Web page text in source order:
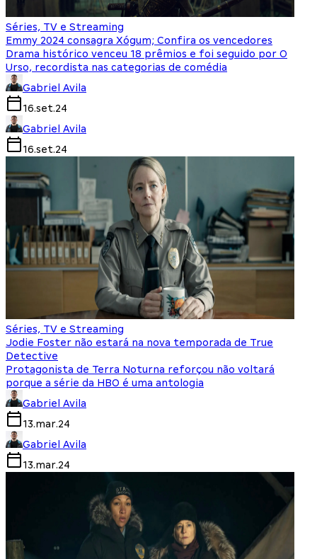
Séries, TV e Streaming
Emmy 2024 consagra Xógum; Confira os vencedores
Drama histórico venceu 18 prêmios e foi seguido por O
Urso, recordista nas categorias de comédia
Gabriel Avila
16.set.24
Gabriel Avila
16.set.24
Séries, TV e Streaming
Jodie Foster não estará na nova temporada de True
Detective
Protagonista de Terra Noturna reforçou não voltará
porque a série da HBO é uma antologia
Gabriel Avila
13.mar.24
Gabriel Avila
13.mar.24